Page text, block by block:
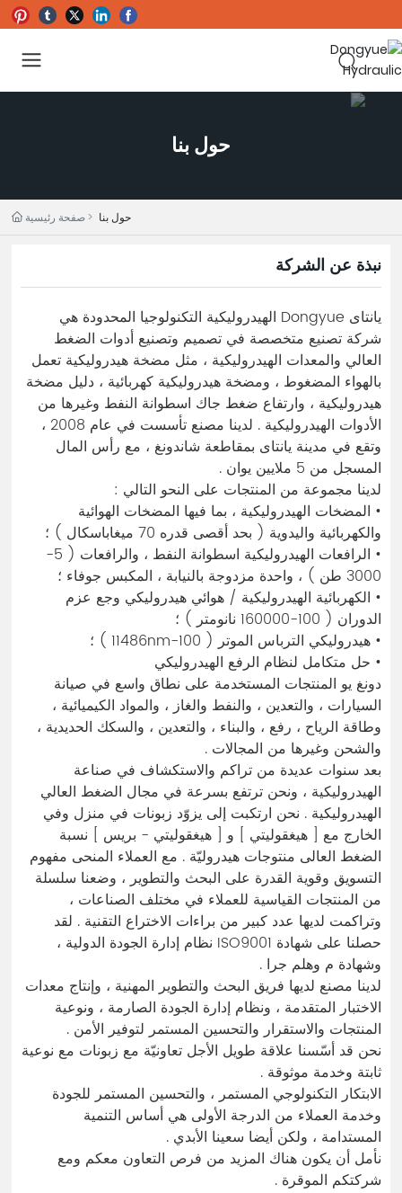
حول بنا
صفحة رئيسية حول بنا
نبذة عن الشركة
يانتاى Dongyue الهيدروليكية التكنولوجيا المحدودة هي
شركة تصنيع متخصصة في تصميم وتصنيع أدوات الضغط
العالي والمعدات الهيدروليكية ، مثل مضخة هيدروليكية تعمل
بالهواء المضغوط ، ومضخة هيدروليكية كهربائية ، دليل مضخة
هيدروليكية ، وارتفاع ضغط جاك اسطوانة النفط وغيرها من
الأدوات الهيدروليكية . لدينا مصنع تأسست في عام 2008 ،
وتقع في مدينة يانتاى بمقاطعة شاندونغ ، مع رأس المال
المسجل من 5 ملايين يوان .
لدينا مجموعة من المنتجات على النحو التالي :
• المضخات الهيدروليكية ، بما فيها المضخات الهوائية
والكهربائية واليدوية ( بحد أقصى قدره 70 ميغاباسكال ) ؛
• الرافعات الهيدروليكية اسطوانة النفط ، والرافعات ( 5-
3000 طن ) ، واحدة مزدوجة بالنيابة ، المكبس جوفاء ؛
• الكهربائية الهيدروليكية / هوائي هيدروليكي وجع عزم
الدوران ( 100-160000 نانومتر ) ؛
• هيدروليكي الترباس الموتر ( 100-11486nm ) ؛
• حل متكامل لنظام الرفع الهيدروليكي
دونغ يو المنتجات المستخدمة على نطاق واسع في صيانة
السيارات ، والتعدين ، والنفط والغاز ، والمواد الكيميائية ،
وطاقة الرياح ، رفع ، والبناء ، والتعدين ، والسكك الحديدية ،
والشحن وغيرها من المجالات .
بعد سنوات عديدة من تراكم والاستكشاف في صناعة
الهيدروليكية ، ونحن ترتفع بسرعة في مجال الضغط العالي
الهيدروليكية . نحن ارتكبت إلى يزوّد زبونات في منزل وفي
الخارج مع [ هيغقوليتي ] و [ هيغقوليتي - بريس ] نسبة
الضغط العالى منتوجات هيدروليّة . مع العملاء المنحى مفهوم
التسويق وقوية القدرة على البحث والتطوير ، وضعنا سلسلة
من المنتجات القياسية للعملاء في مختلف الصناعات ،
وتراكمت لديها عدد كبير من براءات الاختراع التقنية . لقد
حصلنا على شهادة ISO9001 نظام إدارة الجودة الدولية ،
وشهادة م وهلم جرا .
لدينا مصنع لديها فريق البحث والتطوير المهنية ، وإنتاج معدات
الاختبار المتقدمة ، ونظام إدارة الجودة الصارمة ، ونوعية
المنتجات والاستقرار والتحسين المستمر لتوفير الأمن .
نحن قد أسّسنا علاقة طويل الأجل تعاونيّة مع زبونات مع نوعية
ثابتة وخدمة موثوقة .
الابتكار التكنولوجي المستمر ، والتحسين المستمر للجودة
وخدمة العملاء من الدرجة الأولى هي أساس التنمية
المستدامة ، ولكن أيضا سعينا الأبدي .
نأمل أن يكون هناك المزيد من فرص التعاون معكم ومع
شركتكم الموقرة .